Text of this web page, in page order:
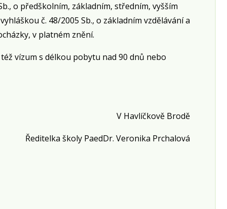
o předškolním, základním, středním, vyšším
č. 48/2005 Sb., o základním vzdělávání a
v platném znění.
vízum s délkou pobytu nad 90 dnů nebo
V Havlíčkově Brodě
Ředitelka školy PaedDr. Veronika Prchalová